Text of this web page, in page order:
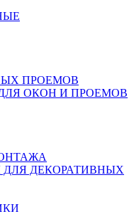
ПРОЕМОВ
ОКОН И ПРОЕМОВ
ДЕКОРАТИВНЫХ